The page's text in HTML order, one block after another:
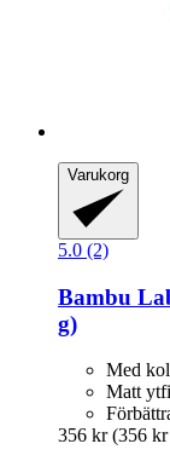
Varukorg
5.0 (2)
Bambu
g)
Med
Matt
356 kr (356